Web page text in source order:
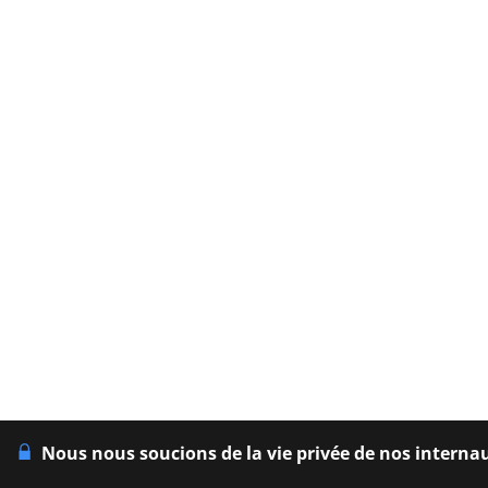
Nous nous soucions de la vie privée de nos